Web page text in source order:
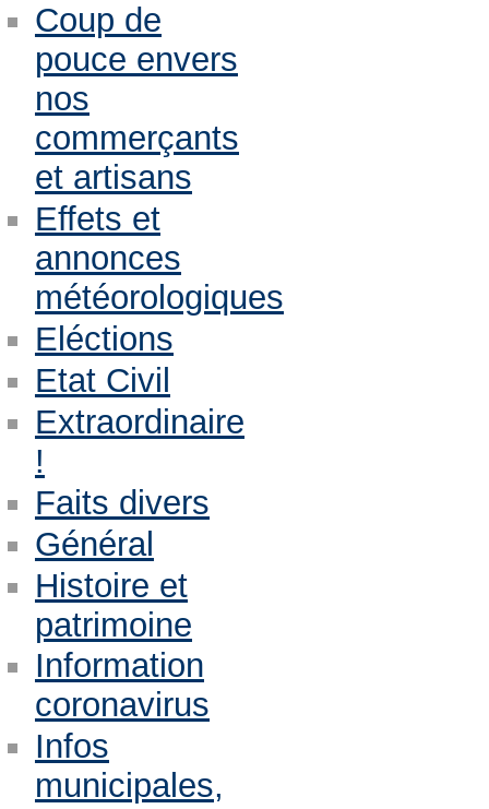
Coup de
pouce envers
nos
commerçants
et artisans
Effets et
annonces
météorologiques
Eléctions
Etat Civil
Extraordinaire
!
Faits divers
Général
Histoire et
patrimoine
Information
coronavirus
Infos
municipales,